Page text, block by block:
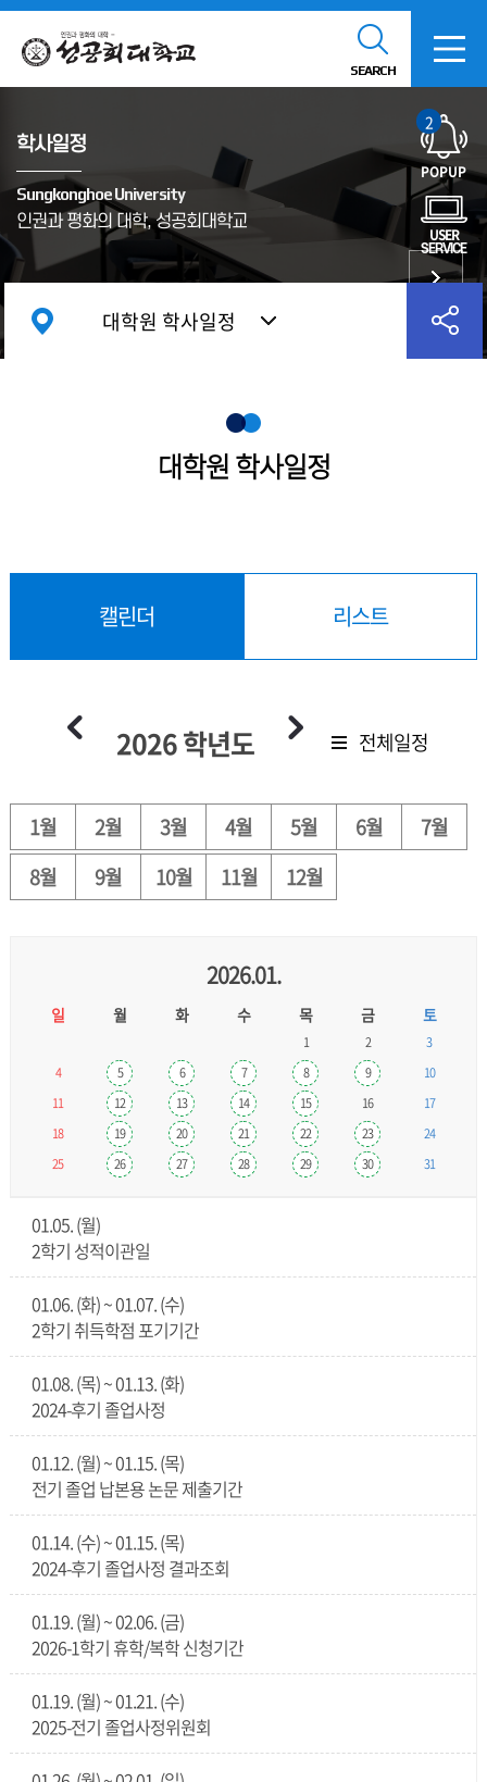
SEARCH
POPUP
2
USER
SERVICE
학사일정
Sungkonghoe University
인권과 평화의 대학, 성공회대학교
대학원 학사일정
대학원 학사일정
캘린더 리스트
2026 학년도 전체일정
1월 2월 3월 4월 5월 6월
7월
8월
9월 10월 11월 12월
2026.01.
일 월 화 수 목 금 토
1 2
3
4
5 6 7 8 9
10
11
12 13 14 15 16
17
18
19 20 21 22 23
24
25
26 27 28 29 30 31
01.05. (월)
2학기 성적이관일
01.06. (화) ~ 01.07. (수)
2학기 취득학점 포기기간
01.08. (목) ~ 01.13. (화)
2024-후기 졸업사정
01.12. (월) ~ 01.15. (목)
전기 졸업 납본용 논문 제출기간
01.14. (수) ~ 01.15. (목)
2024-후기 졸업사정 결과조회
01.19. (월) ~ 02.06. (금)
2026-1학기 휴학/복학 신청기간
01.19. (월) ~ 01.21. (수)
2025-전기 졸업사정위원회